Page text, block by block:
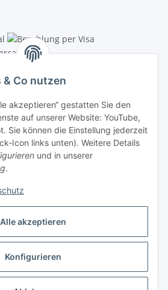
Alle akzeptieren
Konfigurieren
Co nutzen
akzeptieren“ gestatten Sie den
auf unserer Website: YouTube,
Sie können die Einstellung jederzeit
Icon links unten). Weitere Details
und in unserer
.
Pfarrwald 46
11
Vertrag widerrufen
USt., zzgl.